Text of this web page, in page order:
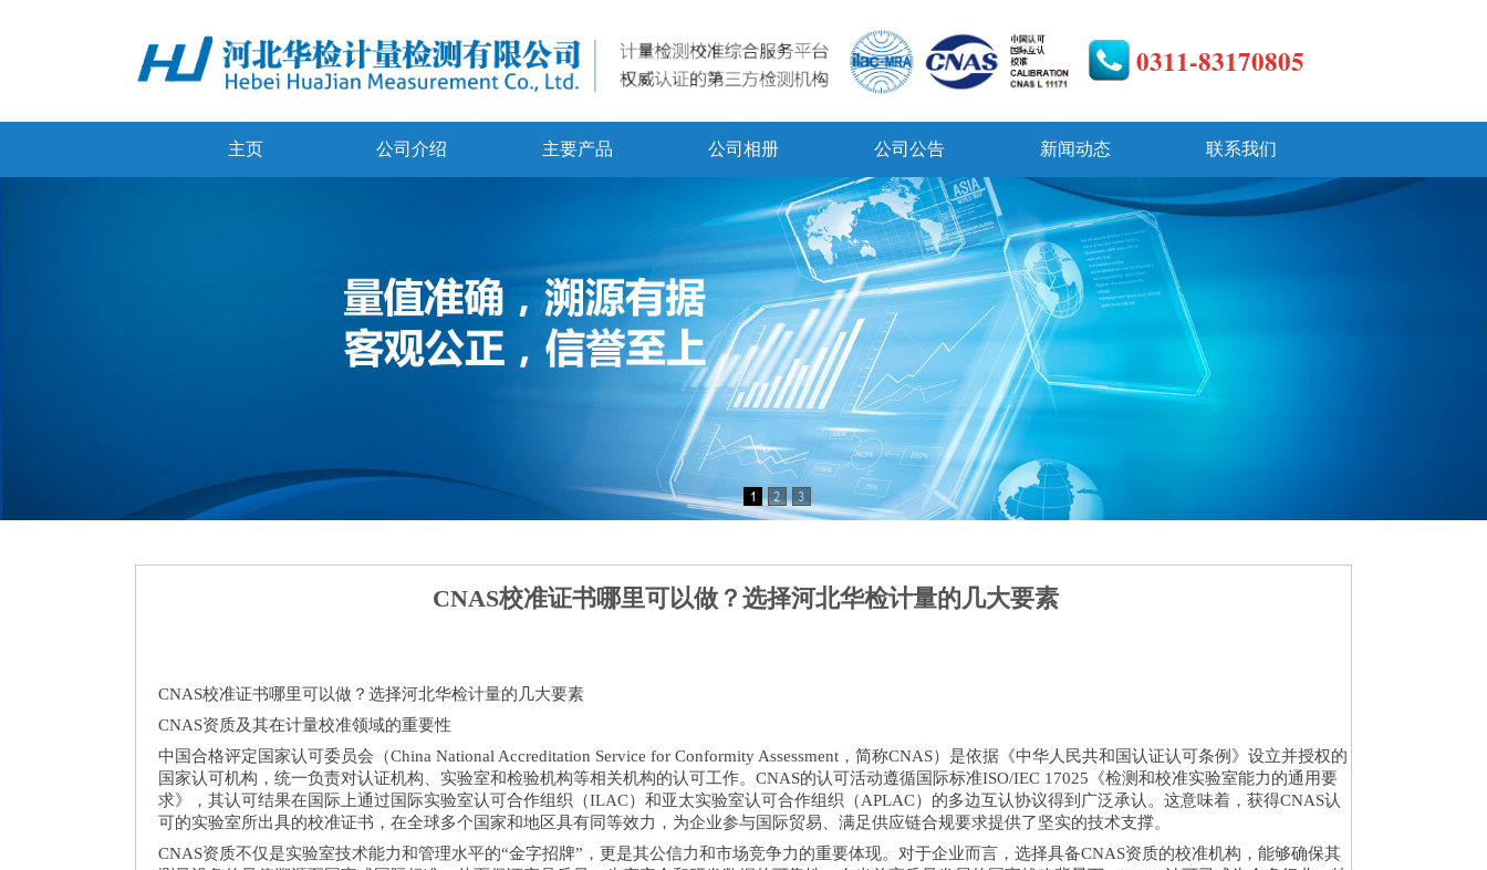
0311-83170805
主页 公司介绍 主要产品 公司相册 公司公告 新闻动态 联系我们
CNAS校准证书哪里可以做？选择河北华检计量的几大要素
CNAS校准证书哪里可以做？选择河北华检计量的几大要素
CNAS资质及其在计量校准领域的重要性
中国合格评定国家认可委员会（China National Accreditation Service for Conformity Assessment，简称CNAS）是依据《中华人民共和国认证认可条例》设立并授权的
国家认可机构，统一负责对认证机构、实验室和检验机构等相关机构的认可工作。CNAS的认可活动遵循国际标准ISO/IEC 17025《检测和校准实验室能力的通用要
求》，其认可结果在国际上通过国际实验室认可合作组织（ILAC）和亚太实验室认可合作组织（APLAC）的多边互认协议得到广泛承认。这意味着，获得CNAS认
可的实验室所出具的校准证书，在全球多个国家和地区具有同等效力，为企业参与国际贸易、满足供应链合规要求提供了坚实的技术支撑。
CNAS资质不仅是实验室技术能力和管理水平的“金字招牌”，更是其公信力和市场竞争力的重要体现。对于企业而言，选择具备CNAS资质的校准机构，能够确保其